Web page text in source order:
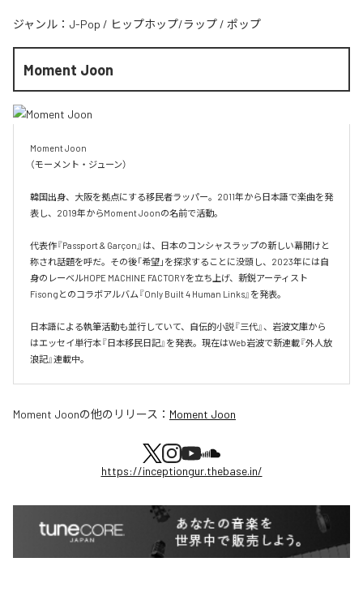
ジャンル： J-Pop / ヒップホップ/ラップ / ポップ
Moment Joon
Moment Joon
（モーメント・ジューン）
韓国出身、大阪を拠点にする移民者ラッパー。2011年から日本語で楽曲を発
表し、2019年からMoment Joonの名前で活動。
代表作『Passport & Garçon』は、日本のコンシャスラップの新しい幕開けと
称され話題を呼だ。その後「希望」を探求することに没頭し、2023年には自
身のレーベルHOPE MACHINE FACTORYを立ち上げ、新鋭アーティスト
Fisongとのコラボアルバム『Only Built 4 Human Links』を発表。
日本語による執筆活動も並行していて、自伝的小説『三代』、岩波文庫から
はエッセイ単行本『日本移民日記』を発表。現在はWeb岩波で新連載『外人放
浪記』連載中。
Moment Joonの他のリリース： Moment Joon
https://inceptiongur.thebase.in/